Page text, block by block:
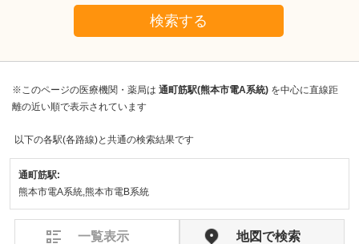
検索する
※このページの医療機関・薬局は 通町筋駅(熊本市電A系統) を中心に直線距
離の近い順で表示されています
以下の各駅(各路線)と共通の検索結果です
通町筋駅:
熊本市電A系統,熊本市電B系統
一覧表示 地図で検索